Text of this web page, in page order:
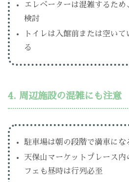
エレベーターは混雑するため
検討
トイレは入館前または空い
る
4. 周辺施設の混雑にも注意
駐車場は朝の段階で満車にな
天保山マーケットプレース内
フェも昼時は行列必至